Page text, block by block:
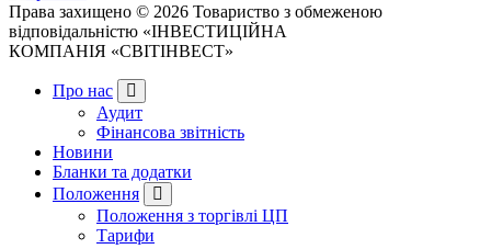
Права захищено © 2026 Товариство з обмеженою
відповідальністю «ІНВЕСТИЦІЙНА
КОМПАНІЯ «СВІТІНВЕСТ»
Про нас
Аудит
Фінансова звітність
Новини
Бланки та додатки
Положення
Положення з торгівлі ЦП
Тарифи